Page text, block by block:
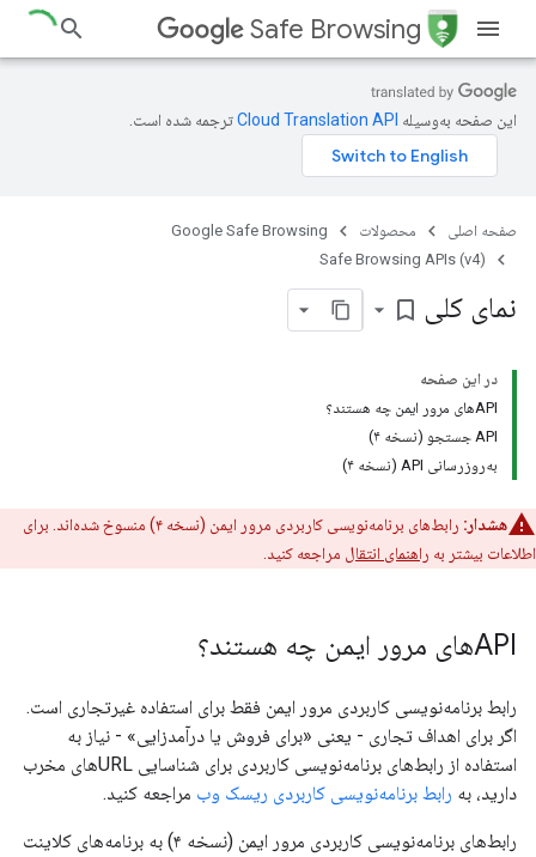
Safe Browsing
این صفحه به‌وسیله ترجمه شده است.
صفحه اصلی محصولات
Google Safe Browsing
Safe Browsing APIs (v4)
نمای کلی bookmark_border
در این صفحه
APIهای مرور ایمن چه هستند؟
API جستجو (نسخه ۴)
به‌روزرسانی API (نسخه ۴)
هشدار:
رابط‌های برنامه‌نویسی کاربردی مرور ایمن (نسخه ۴) منسوخ شده‌اند. برای
اطلاعات بیشتر به راهنمای انتقال مراجعه کنید.
APIهای مرور ایمن چه هستند؟
رابط برنامه‌نویسی کاربردی مرور ایمن فقط برای استفاده غیرتجاری است.
اگر برای اهداف تجاری - یعنی «برای فروش یا درآمدزایی» - نیاز به
استفاده از رابط‌های برنامه‌نویسی کاربردی برای شناسایی URLهای مخرب
دارید، به رابط برنامه‌نویسی کاربردی ریسک وب مراجعه کنید.
رابط‌های برنامه‌نویسی کاربردی مرور ایمن (نسخه ۴) به برنامه‌های کلاینت